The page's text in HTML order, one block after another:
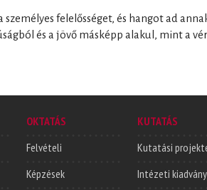
felelősséget, és hangot ad
és a jövő másképp alakul, mint a
OKTATÁS
Felvételi
Képzések
KUTATÁS
Kutatási
Intézeti